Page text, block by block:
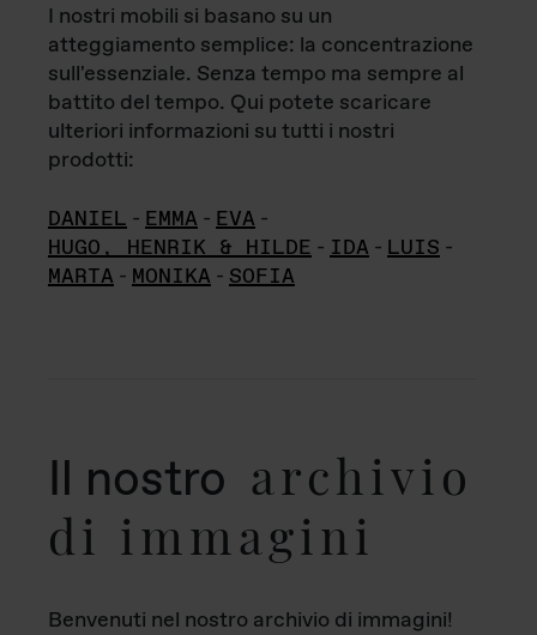
I nostri mobili si basano su un
atteggiamento semplice: la concentrazione
sull'essenziale. Senza tempo ma sempre al
battito del tempo. Qui potete scaricare
ulteriori informazioni su tutti i nostri
prodotti:
DANIEL - EMMA - EVA -
HUGO, HENRIK & HILDE - IDA - LUIS -
MARTA - MONIKA - SOFIA
Il nostro archivio
di immagini
Benvenuti nel nostro archivio di immagini!